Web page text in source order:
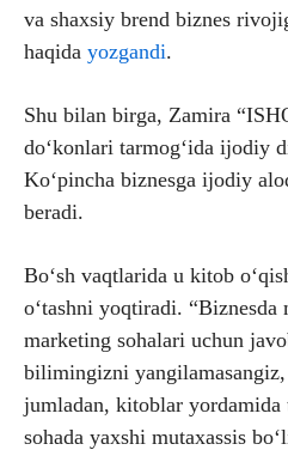
va shaxsiy brend biznes
haqida yozgandi.
Shu bilan birga, Zamira
do‘konlari tarmog‘ida ijodiy
Ko‘pincha biznesga ijodiy
beradi.
Bo‘sh vaqtlarida u kitob
o‘tashni yoqtiradi. “Biznesda
marketing sohalari uchun
bilimingizni
jumladan, kitoblar yordamida
sohada yaxshi mutaxassis